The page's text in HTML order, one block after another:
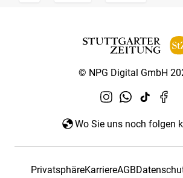
© NPG Digital GmbH
Wo Sie uns noch folgen
PrivatsphäreKarriereAGB